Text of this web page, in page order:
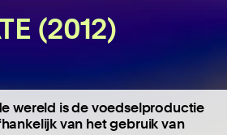
(2012)
wereld is de voedselproductie
van het gebruik van